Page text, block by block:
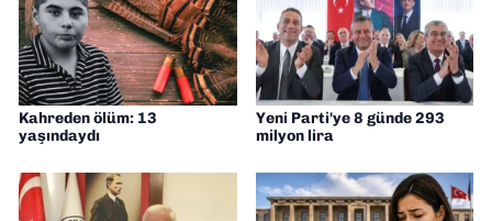
Kahreden ölüm: 13
yaşındaydı
Yeni Parti'ye 8 günde 293
milyon lira